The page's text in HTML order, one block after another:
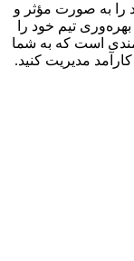
را به صورت مؤثر و
تیم خود را
است که به شما
مدیریت کنید.